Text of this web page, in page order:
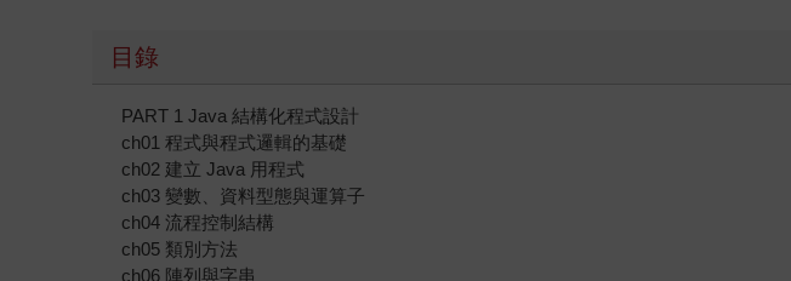
目錄
PART 1 Java 結構化程式設計
ch01 程式與程式邏輯的基礎
ch02 建立 Java 用程式
ch03 變數、資料型態與運算子
ch04 流程控制結構
ch05 類別方法
ch06 陣列與字串